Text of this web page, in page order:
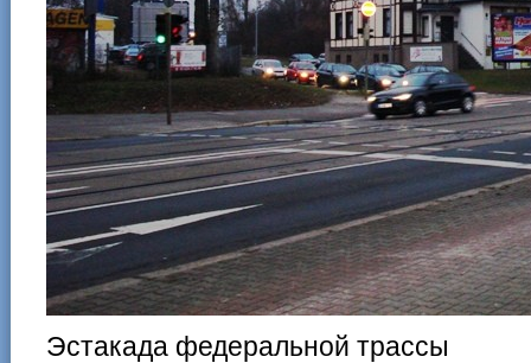
Эстакада федеральной трассы